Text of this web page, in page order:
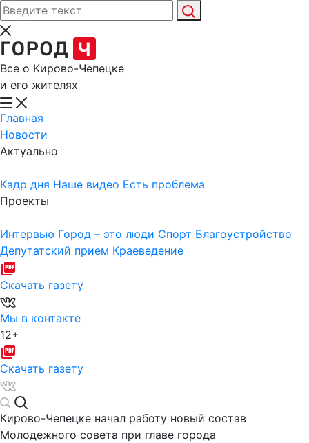
Все о Кирово-Чепецке
и его жителях
Главная
Новости
Актуально
Кадр дня Наше видео Есть проблема
Проекты
Интервью Город – это люди Спорт Благоустройство
Депутатский прием Краеведение
Скачать газету
Мы в контакте
12+
Скачать газету
Кирово-Чепецке начал работу новый состав
Молодежного совета при главе города